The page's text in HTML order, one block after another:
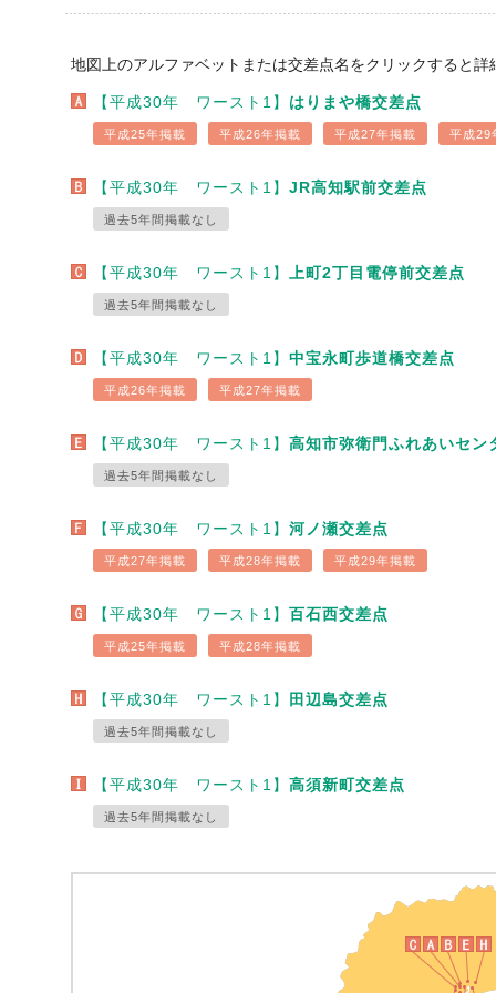
地図上のアルファベットまたは交差点名をクリックすると
【平成30年 ワースト1】 はりまや橋交差点
平成25年掲載 平成26年掲載 平成27年掲載 平成29
【平成30年 ワースト1】 JR高知駅前交差点
過去5年間掲載なし
【平成30年 ワースト1】 上町2丁目電停前交差点
過去5年間掲載なし
【平成30年 ワースト1】 中宝永町歩道橋交差点
平成26年掲載 平成27年掲載
【平成30年 ワースト1】 高知市弥衛門ふれあいセン
過去5年間掲載なし
【平成30年 ワースト1】 河ノ瀬交差点
平成27年掲載 平成28年掲載 平成29年掲載
【平成30年 ワースト1】 百石西交差点
平成25年掲載 平成28年掲載
【平成30年 ワースト1】 田辺島交差点
過去5年間掲載なし
【平成30年 ワースト1】 高須新町交差点
過去5年間掲載なし